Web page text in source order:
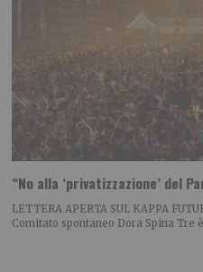
“No alla ‘privatizzazione’ del
LETTERA APERTA SUL KAPPA
Comitato spontaneo Dora Spina Tre